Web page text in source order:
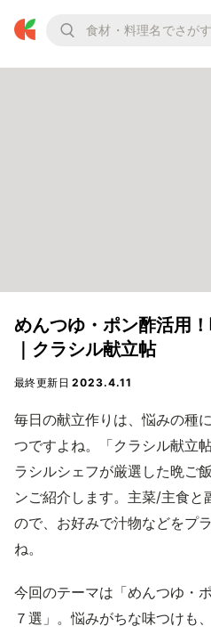
めんつゆ・ポン酢活用
｜クラシル献立帖
最終更新日2023.4.11
毎日の献立作りは、悩みの種
つですよね。「クラシル献立
ラシルシェフが厳選した晩ご
ンご紹介します。主菜/主食と
ので、お好みで汁物などをプ
ね。
今回のテーマは「めんつゆ・
７選」。悩みがちな味つけも